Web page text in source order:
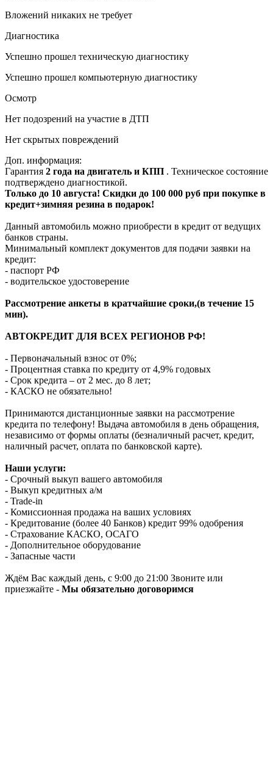
Вложений никаких не требует
Диагностика
Успешно прошел техническую диагностику
Успешно прошел компьютерную диагностику
Осмотр
Нет подозрений на участие в ДТП
Нет скрытых повреждений
Доп. информация:
Гарантия 2 года на двигатель и КПП . Техническое состояние
подтверждено диагностикой.
Только до 10 августа! Скидки до 100 000 руб при покупке в
кредит+зимняя резина в подарок!
Данный автомобиль можно приобрести в кредит от ведущих
банков страны.
Минимальный комплект документов для подачи заявки на
кредит:
- паспорт РФ
- водительское удостоверение
Рассмотрение анкеты в кратчайшие сроки,(в течение 15
мин).
АВТОКРЕДИТ ДЛЯ ВСЕХ РЕГИОНОВ РФ!
- Первоначальный взнос от 0%;
- Процентная ставка по кредиту от 4,9% годовых
- Срок кредита – от 2 мес. до 8 лет;
- КАСКО не обязательно!
Принимаются дистанционные заявки на рассмотрение
кредита по телефону! Выдача автомобиля в день обращения,
независимо от формы оплаты (безналичный расчет, кредит,
наличный расчет, оплата по банковской карте).
Наши услуги:
- Срочный выкуп вашего автомобиля
- Выкуп кредитных а/м
- Trade-in
- Комиссионная продажа на ваших условиях
- Кредитование (более 40 Банков) кредит 99% одобрения
- Страхование КАСКО, ОСАГО
- Дополнительное оборудование
- Запасные части
Ждём Вас каждый день, с 9:00 до 21:00 Звоните или
приезжайте - Мы обязательно договоримся